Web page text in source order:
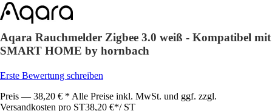
Aqara Rauchmelder Zigbee 3.0 weiß - Kompatibel mit
SMART HOME by hornbach
Erste Bewertung schreiben
Preis — 38,20 € * Alle Preise inkl. MwSt. und ggf. zzgl.
Versandkosten pro ST38,20 €*/ ST